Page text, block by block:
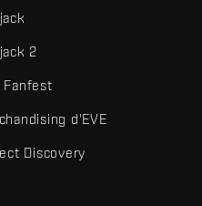
2
Fanfest
d'EVE
Discovery